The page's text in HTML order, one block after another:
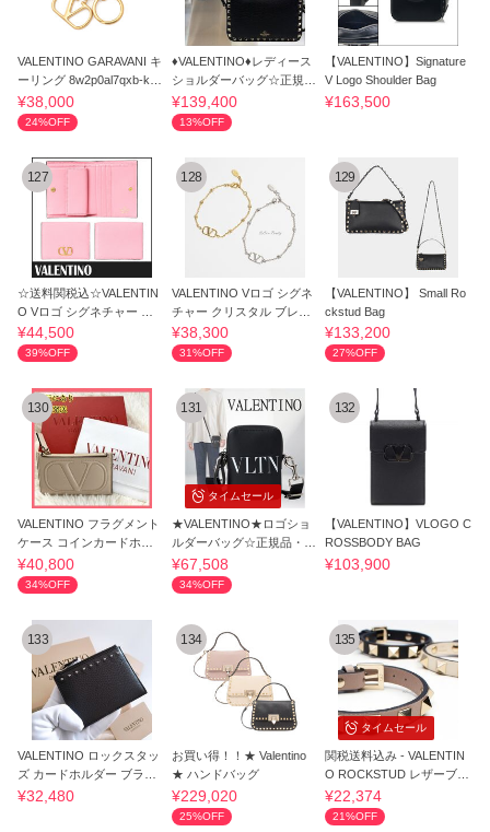
VALENTINO GARAVANI キ
ーリング 8w2p0al7qxb-km
5
¥38,000
24%OFF
♦VALENTINO♦レディース
ショルダーバッグ☆正規品
☆
¥139,400
13%OFF
【VALENTINO】Signature
V Logo Shoulder Bag
¥163,500
127
☆送料関税込☆VALENTIN
O Vロゴ シグネチャー 小
銭入れ 財布☆
¥44,500
39%OFF
128
VALENTINO Vロゴ シグネ
チャー クリスタル ブレス
レット
¥38,300
31%OFF
129
【VALENTINO】 Small Ro
ckstud Bag
¥133,200
27%OFF
130
VALENTINO フラグメント
ケース コインカードホル
ダー 小銭入れ
¥40,800
34%OFF
タイムセール
131
★VALENTINO★ロゴショ
ルダーバッグ☆正規品・安
全発送☆
¥67,508
34%OFF
132
【VALENTINO】VLOGO C
ROSSBODY BAG
¥103,900
133
VALENTINO ロックスタッ
ズ カードホルダー ブラッ
ク レザー
¥32,480
134
お買い得！！★ Valentino
★ ハンドバッグ
¥229,020
25%OFF
タイムセール
135
関税送料込み - VALENTIN
O ROCKSTUD レザーブレ
スレット
¥22,374
21%OFF